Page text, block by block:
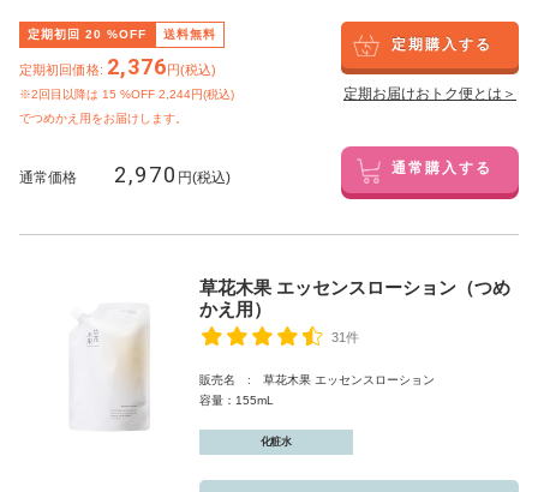
定期初回 20 %OFF 送料無料
定期初回価格: 2,376円(税込)
※2回目以降は 15 %OFF 2,244円(税込)
でつめかえ用をお届けします。
定期購入する
定期お届けおトク便とは＞
通常価格 2,970 円(税込) 通常購入する
草花木果 エッセンスローション（つめ
かえ用）
31件
販売名 : 草花木果 エッセンスローション
容量：155mL
化粧水